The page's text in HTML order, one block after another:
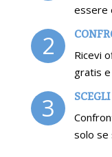
essere
2
Ricevi
gratis
3
solo se